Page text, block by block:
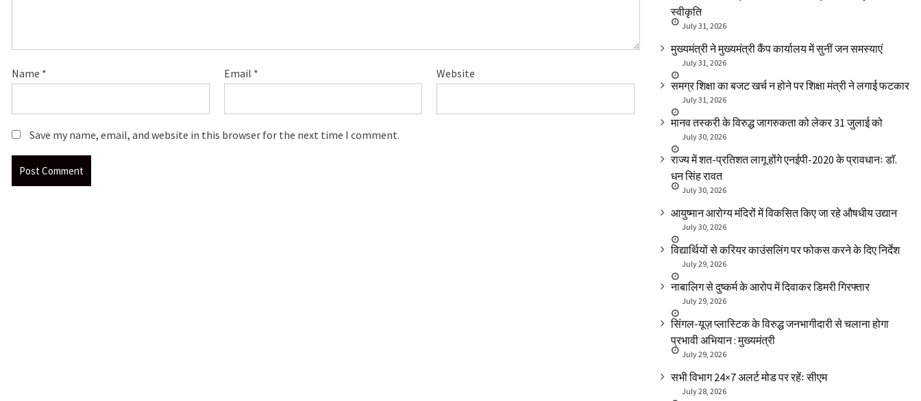
Name * Email * Website
Save my name, email, and website in this browser for the next time I comment.
स्वीकृति
July 31, 2026
मुख्यमंत्री ने मुख्यमंत्री कैंप कार्यालय में सुनीं जन समस्याएं
July 31, 2026
समग्र शिक्षा का बजट खर्च न होने पर शिक्षा मंत्री ने लगाई फटकार
July 31, 2026
मानव तस्करी के विरुद्ध जागरुकता को लेकर 31 जुलाई को
July 30, 2026
राज्य में शत-प्रतिशत लागू होंगे एनईपी-2020 के प्रावधानः डाॅ.
धन सिंह रावत
July 30, 2026
आयुष्मान आरोग्य मंदिरों में विकसित किए जा रहे औषधीय उद्यान
July 30, 2026
विद्यार्थियों से करियर काउंसलिंग पर फोकस करने के दिए निर्देश
July 29, 2026
नाबालिग से दुष्कर्म के आरोप में दिवाकर डिमरी गिरफ्तार
July 29, 2026
सिंगल-यूज़ प्लास्टिक के विरुद्ध जनभागीदारी से चलाना होगा
प्रभावी अभियान : मुख्यमंत्री
July 29, 2026
सभी विभाग 24×7 अलर्ट मोड पर रहेंः सीएम
July 28, 2026